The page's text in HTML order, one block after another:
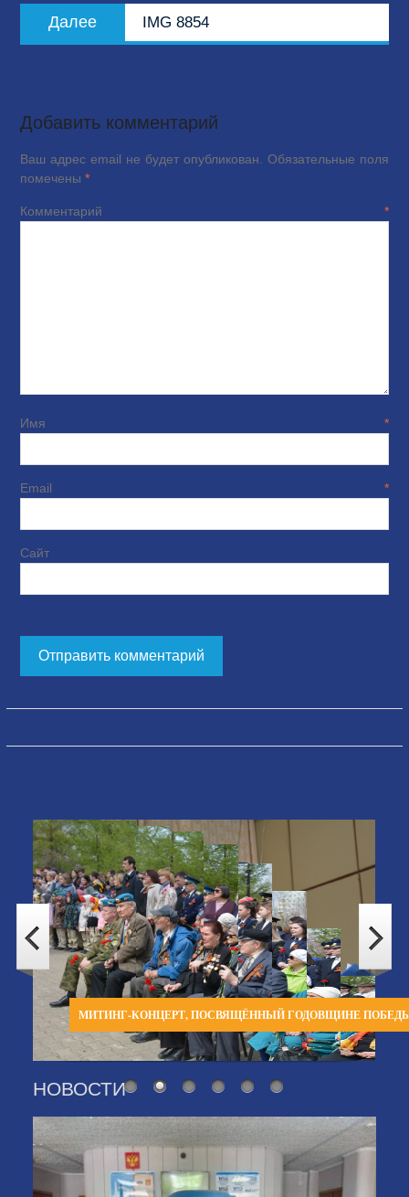
Далее
запись:
IMG 8854
Добавить комментарий
Ваш адрес email не будет опубликован.
Обязательные поля
помечены *
Комментарий*
Имя*
Email*
Сайт
МИТИНГ-КОНЦЕРТ, ПОСВЯЩЁННЫЙ ГОДОВЩИНЕ
НОВОСТИ